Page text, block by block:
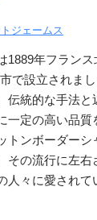
ジェームス
1889年フラン
で設立されま
伝統的な手法
一定の高い品
トンボーダーシ
その流行に左右
人々に愛されて